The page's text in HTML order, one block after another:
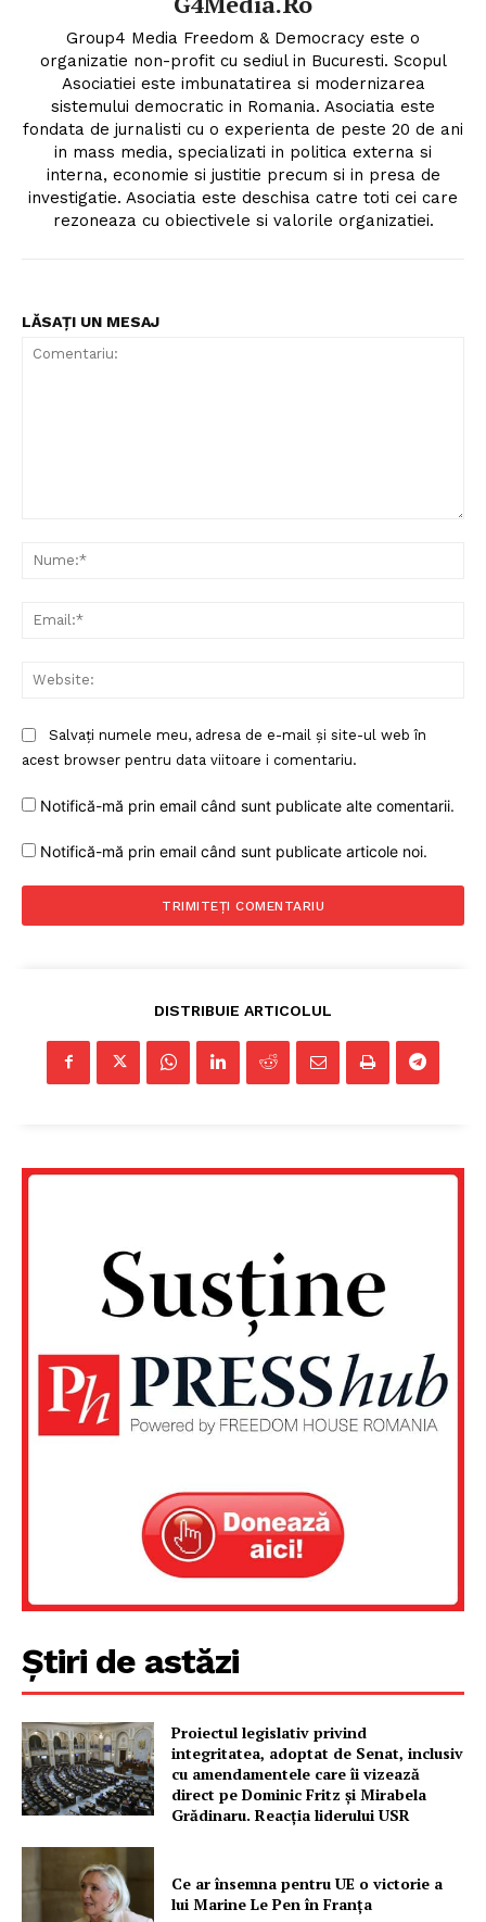
Un proiect
FREEDOM HOUSE ROMÂNIA
PRESShub
Group4 Media Freedom & Democracy este o
organizatie non-profit cu sediul in Bucuresti. Scopul
Asociatiei este imbunatatirea si modernizarea
sistemului democratic in Romania. Asociatia este
fondata de jurnalisti cu o experienta de peste 20 de ani
in mass media, specializati in politica externa si
interna, economie si justitie precum si in presa de
investigatie. Asociatia este deschisa catre toti cei care
rezoneaza cu obiectivele si valorile organizatiei.
LĂSAȚI UN MESAJ
Salvați numele meu, adresa de e-mail și site-ul web în
acest browser pentru data viitoare i comentariu.
Notifică-mă prin email când sunt publicate alte comentarii.
Notifică-mă prin email când sunt publicate articole noi.
DISTRIBUIE ARTICOLUL
Știri de astăzi
Proiectul legislativ privind
integritatea, adoptat de Senat, inclusiv
cu amendamentele care îi vizează
direct pe Dominic Fritz și Mirabela
Grădinaru. Reacția liderului USR
Ce ar însemna pentru UE o victorie a
lui Marine Le Pen în Franța